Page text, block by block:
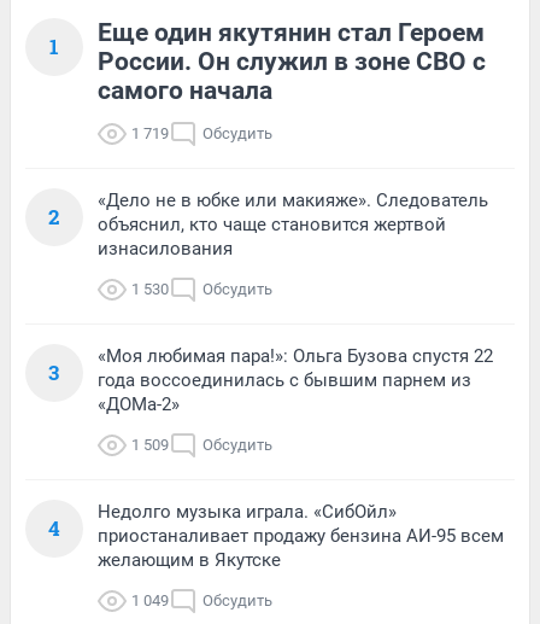
1
Еще один якутянин стал Героем
России. Он служил в зоне СВО с
самого начала
1 719 Обсудить
2
«Дело не в юбке или макияже». Следователь
объяснил, кто чаще становится жертвой
изнасилования
1 530 Обсудить
3
«Моя любимая пара!»: Ольга Бузова спустя 22
года воссоединилась с бывшим парнем из
«ДОМа-2»
1 509 Обсудить
4
Недолго музыка играла. «СибОйл»
приостаналивает продажу бензина АИ-95 всем
желающим в Якутске
1 049 Обсудить